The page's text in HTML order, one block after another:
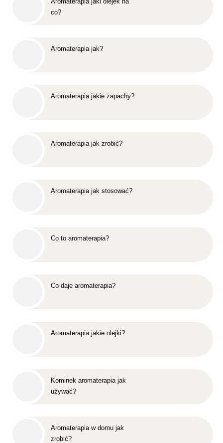
co?
Aromaterapia jak?
Aromaterapia jakie zapachy?
Aromaterapia jak zrobić?
Aromaterapia jak stosować?
Co to aromaterapia?
Co daje aromaterapia?
Aromaterapia jakie olejki?
Kominek aromaterapia jak
używać?
Aromaterapia w domu jak
zrobić?